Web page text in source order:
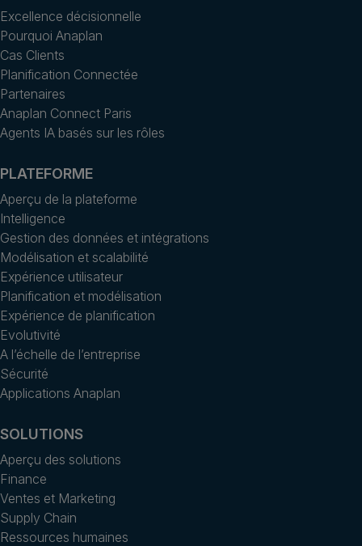
Excellence décisionnelle
Pourquoi Anaplan
Cas Clients
Planification Connectée
Partenaires
Anaplan Connect Paris
Agents IA basés sur les rôles
PLATEFORME
Aperçu de la plateforme
Intelligence
Gestion des données et intégrations
Modélisation et scalabilité
Expérience utilisateur
Planification et modélisation
Expérience de planification
Evolutivité
A l’échelle de l’entreprise
Sécurité
Applications Anaplan
SOLUTIONS
Aperçu des solutions
Finance
Ventes et Marketing
Supply Chain
Ressources humaines